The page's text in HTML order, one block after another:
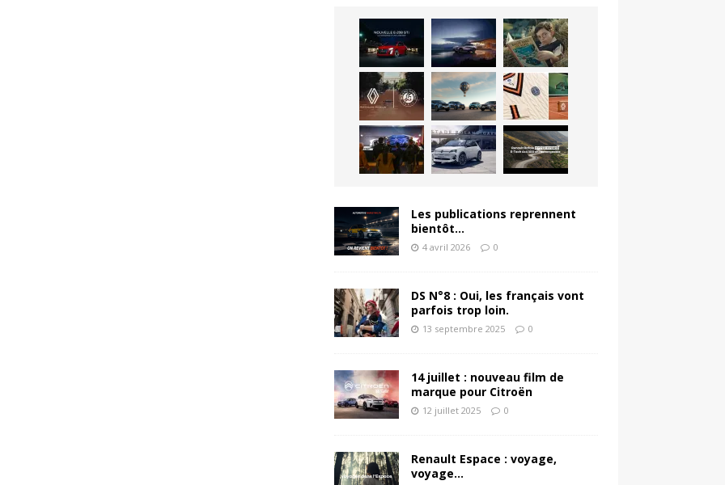
Les publications reprennent
bientôt…
4 avril 2026 0
DS N°8 : Oui, les français vont
parfois trop loin.
13 septembre 2025 0
14 juillet : nouveau film de
marque pour Citroën
12 juillet 2025 0
Renault Espace : voyage,
voyage…